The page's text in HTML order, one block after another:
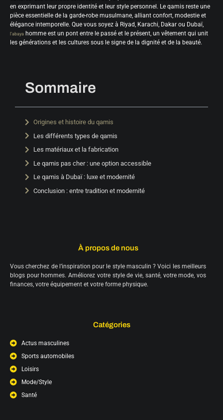
en exprimant leur propre identité et leur style personnel. Le qamis reste une
pièce essentielle de la garde-robe musulmane, alliant confort, modestie et
élégance intemporelle. Que vous soyez à Riyad, Karachi, Dakar ou Dubaï,
l’abaya homme est un pont entre le passé et le présent, un vêtement qui unit
les générations et les cultures sous le signe de la dignité et de la beauté.
Sommaire
Origines et histoire du qamis
Les différents types de qamis
Les matériaux et la fabrication
Le qamis pas cher : une option accessible
Le qamis à Dubaï : luxe et modernité
Conclusion : entre tradition et modernité
À propos de nous
Vous cherchez de l’inspiration pour le style masculin ? Voici les meilleurs
blogs pour hommes. Améliorez votre style de vie, santé, votre mode, vos
finances, votre équipement et votre forme physique.
Catégories
Actus masculines
Sports automobiles
Loisirs
Mode/Style
Santé